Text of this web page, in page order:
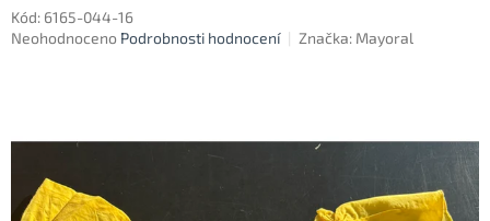
Kód: 6165-044-16
Průměrné
z
hvězdiček.
Neohodnoceno Podrobnosti hodnocení Značka: Mayoral